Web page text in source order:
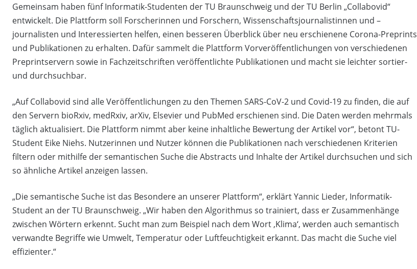
Gemeinsam haben fünf Informatik-Studenten der TU Braunschweig und der TU Berlin „Collabovid“
entwickelt. Die Plattform soll Forscherinnen und Forschern, Wissenschaftsjournalistinnen und –
journalisten und Interessierten helfen, einen besseren Überblick über neu erschienene Corona-Preprints
und Publikationen zu erhalten. Dafür sammelt die Plattform Vorveröffentlichungen von verschiedenen
Preprintservern sowie in Fachzeitschriften veröffentlichte Publikationen und macht sie leichter sortier-
und durchsuchbar.
„Auf Collabovid sind alle Veröffentlichungen zu den Themen SARS-CoV-2 und Covid-19 zu finden, die auf
den Servern bioRxiv, medRxiv, arXiv, Elsevier und PubMed erschienen sind. Die Daten werden mehrmals
täglich aktualisiert. Die Plattform nimmt aber keine inhaltliche Bewertung der Artikel vor“, betont TU-
Student Eike Niehs. Nutzerinnen und Nutzer können die Publikationen nach verschiedenen Kriterien
filtern oder mithilfe der semantischen Suche die Abstracts und Inhalte der Artikel durchsuchen und sich
so ähnliche Artikel anzeigen lassen.
„Die semantische Suche ist das Besondere an unserer Plattform“, erklärt Yannic Lieder, Informatik-
Student an der TU Braunschweig. „Wir haben den Algorithmus so trainiert, dass er Zusammenhänge
zwischen Wörtern erkennt. Sucht man zum Beispiel nach dem Wort ‚Klima‘, werden auch semantisch
verwandte Begriffe wie Umwelt, Temperatur oder Luftfeuchtigkeit erkannt. Das macht die Suche viel
effizienter.“